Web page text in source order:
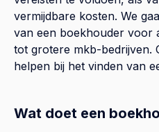
vermijdbare kosten. We
van een boekhouder voor
tot grotere mkb-bedrijven.
helpen bij het vinden van
Wat doet een